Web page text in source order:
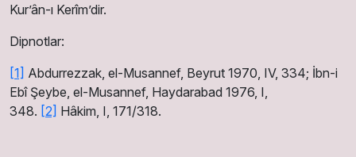
Kur’ân-ı Kerîm’dir.
Dipnotlar:
[1] Abdurrezzak, el-Musannef, Beyrut 1970, IV, 334; İbn-i
Ebî Şeybe, el-Musannef, Haydarabad 1976, I,
348. [2] Hâkim, I, 171/318.